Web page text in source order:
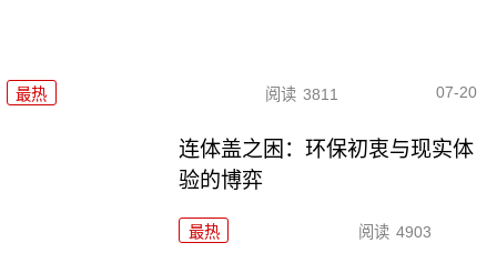
最热 阅读 3811 07-20
连体盖之困：环保初衷与现实体
验的博弈
最热 阅读 4903